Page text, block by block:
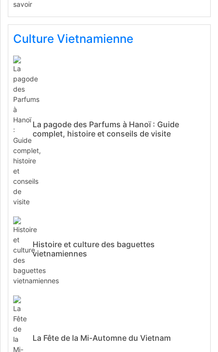
Culture Vietnamienne
La pagode des Parfums à Hanoï : Guide
complet, histoire et conseils de visite
Histoire et culture des baguettes
vietnamiennes
La Fête de la Mi-Automne du Vietnam